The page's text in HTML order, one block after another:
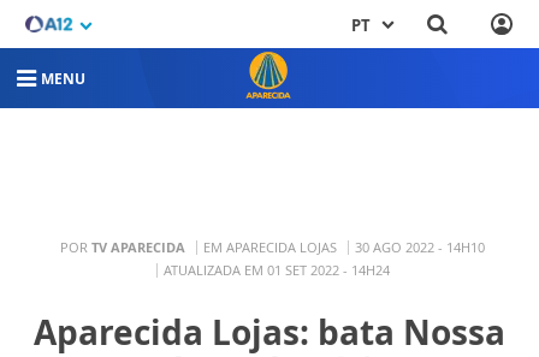
PT
MENU
POR TV APARECIDA EM APARECIDA LOJAS
30 AGO 2022 - 14H10
ATUALIZADA EM 01 SET 2022 - 14H24
Aparecida Lojas: bata Nossa